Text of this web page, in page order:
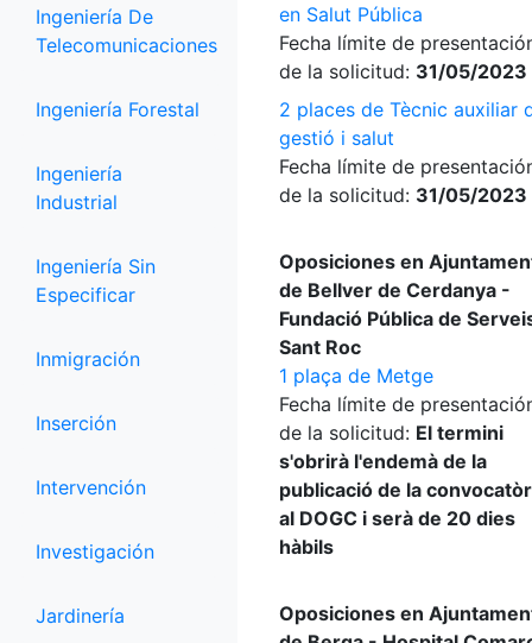
Ingeniería De
Telecomunicaciones
Ingeniería Forestal
Ingeniería
Industrial
Ingeniería Sin
Especificar
Inmigración
Inserción
Intervención
Investigación
Jardinería
en Salut Pública
Fecha límite de
de la solicitud: 31/05/2023
2 places de Tècnic auxiliar
gestió i salut
Fecha límite de
de la solicitud: 31/05/2023
Oposiciones en
de Bellver de Cerdanya -
Fundació Pública de
Sant Roc
1 plaça de Metge
Fecha límite de
de la solicitud: El termini
s'obrirà l'endemà de la
publicació de la
al DOGC i serà de 20 dies
hàbils
Oposiciones en